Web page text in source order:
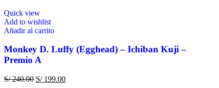
Quick view
Add to wishlist
Añadir al carrito
Monkey D. Luffy (Egghead) – Ichiban Kuji –
Premio A
S/240.00 S/199.00